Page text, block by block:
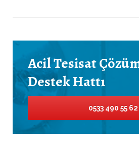
Acil Tesisat
Destek Hattı
0533 490 55 62